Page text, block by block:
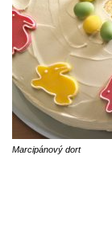
Marcipánový dort